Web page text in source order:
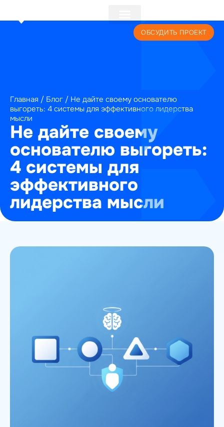
ОБСУДИТЬ ПРОЕКТ
Главная / Блог / Не дайте своему основателю
выгореть: 4 системы для эффективного лидерства
мысли
Не дайте своему
основателю выгореть:
4 системы для
эффективного
лидерства мысли